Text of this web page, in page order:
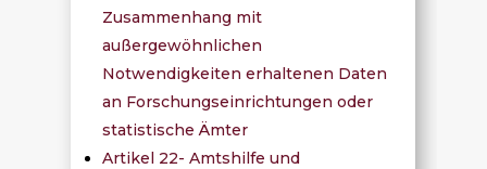
Zusammenhang mit
außergewöhnlichen
Notwendigkeiten erhaltenen Daten
an Forschungseinrichtungen oder
statistische Ämter
Artikel 22- Amtshilfe und